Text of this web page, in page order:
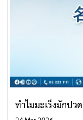
ทำไมมะเร็งมักปว